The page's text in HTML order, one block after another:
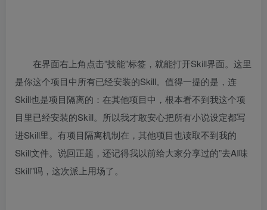
在界面右上角点击”技能”标签，就能打开Skill界面。这里
是你这个项目中所有已经安装的Skill。值得一提的是，连
Skill也是项目隔离的：在其他项目中，根本看不到我这个项
目里已经安装的Skill。所以我才敢安心把所有小说设定都写
进Skill里。有项目隔离机制在，其他项目也读取不到我的
Skill文件。说回正题，还记得我以前给大家分享过的”去AI味
Skill”吗，这次派上用场了。